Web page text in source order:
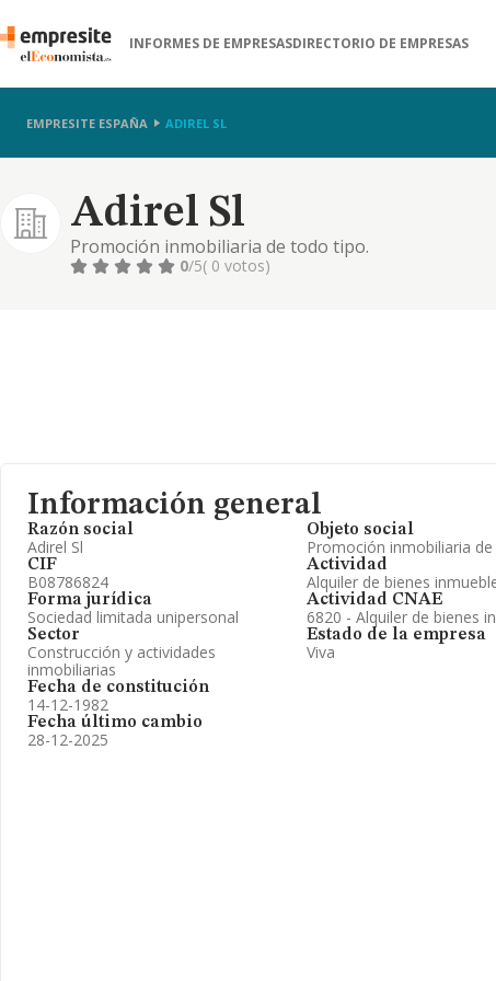
INFORMES DE EMPRESASDIRECTORIO DE EMPRESAS
EMPRESITE ESPAÑA ADIREL SL
Adirel Sl
Promoción inmobiliaria de todo tipo.
0/5( 0 votos)
Información general
Razón social
Adirel Sl
CIF
B08786824
Forma jurídica
Sociedad limitada unipersonal
Sector
Construcción y actividades
inmobiliarias
Fecha de constitución
14-12-1982
Fecha último cambio
28-12-2025
Objeto social
Promoción inmobiliaria
Actividad
Alquiler de bienes
Actividad CNAE
6820 - Alquiler de bienes
Estado de la empresa
Viva